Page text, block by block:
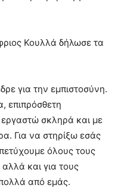
Κουλλά δήλωσε τα
για την εμπιστοσύνη.
επιπρόσθετη
εργαστώ σκληρά και με
Για να στηρίξω εσάς
όλους τους
και για τους
από εμάς.